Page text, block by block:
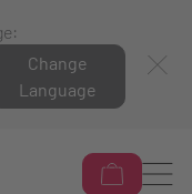
Change
Language